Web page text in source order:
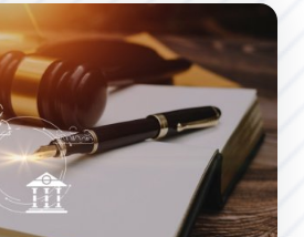
gratuite à Carcassonne : faites